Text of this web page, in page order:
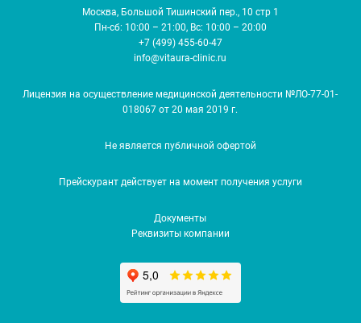
Москва, Большой Тишинский пер., 10 стр 1
Пн-сб: 10:00 – 21:00, Вс: 10:00 – 20:00
+7 (499) 455-60-47
info@vitaura-clinic.ru
Лицензия на осуществление медицинской деятельности №ЛО-77-01-
018067 от 20 мая 2019 г.
Не является публичной офертой
Прейскурант действует на момент получения услуги
Документы
Реквизиты компании